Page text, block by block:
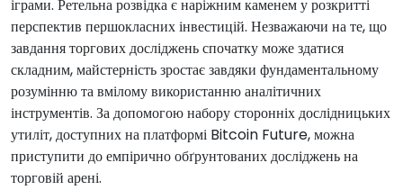
іграми. Ретельна розвідка є наріжним каменем у розкритті
перспектив першокласних інвестицій. Незважаючи на те, що
завдання торгових досліджень спочатку може здатися
складним, майстерність зростає завдяки фундаментальному
розумінню та вмілому використанню аналітичних
інструментів. За допомогою набору сторонніх дослідницьких
утиліт, доступних на платформі Bitcoin Future, можна
приступити до емпірично обґрунтованих досліджень на
торговій арені.